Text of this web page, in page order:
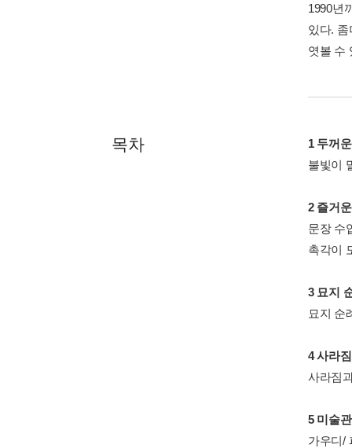
1990년
있다.
엿볼 수
목차
1 두꺼
불빛이
2 즐거
문장 수
촉각이
3 묘지
묘지 순
4 사라
사라짐
5 미술
가우디/